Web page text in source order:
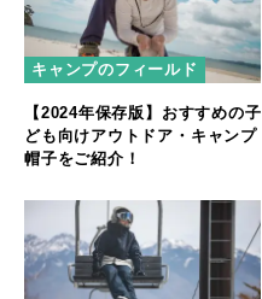
キャンプのフィールド
【2024年保存版】おすすめの子
ども向けアウトドア・キャンプ
帽子をご紹介！